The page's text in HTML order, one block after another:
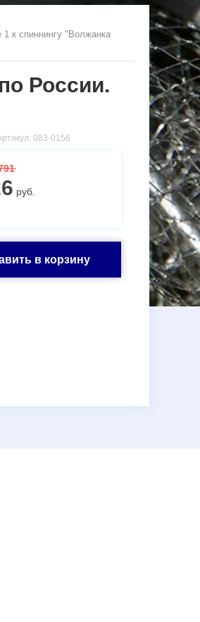
к спиннингу "Волжанка
России.
083-0156
руб.
в корзину